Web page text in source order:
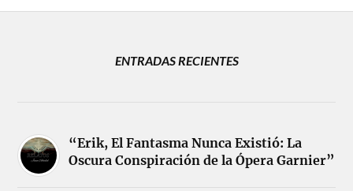
ENTRADAS RECIENTES
“Erik, El Fantasma Nunca Existió: La
Oscura Conspiración de la Ópera Garnier”